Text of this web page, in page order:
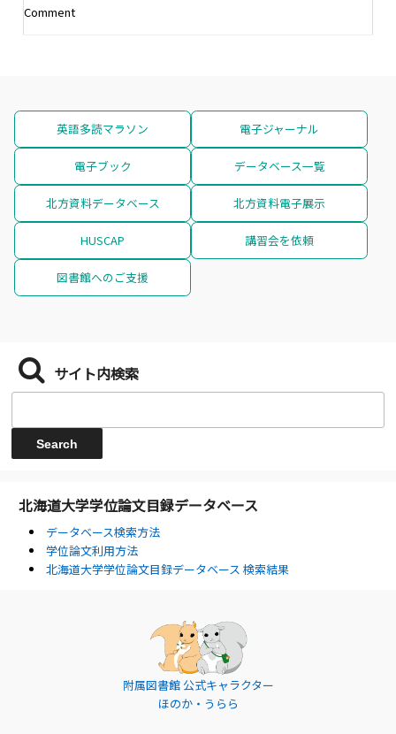
Comment
英語多読マラソン 電子ジャーナル
電子ブック データベース一覧
北方資料データベース 北方資料電子展示
HUSCAP 講習会を依頼
図書館へのご支援
サイト内検索
北海道大学学位論文目録データベース
データベース検索方法
学位論文利用方法
北海道大学学位論文目録データベース 検索結果
附属図書館 公式キャラクター
ほのか・うらら